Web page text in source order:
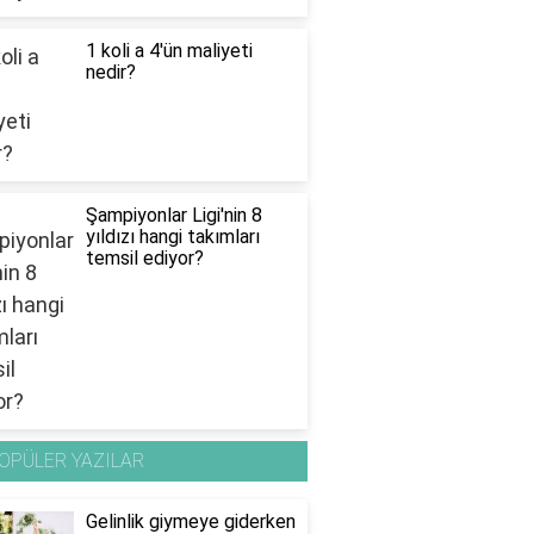
1 koli a 4'ün maliyeti
nedir?
Şampiyonlar Ligi'nin 8
yıldızı hangi takımları
temsil ediyor?
YAZILAR
Gelinlik giymeye giderken